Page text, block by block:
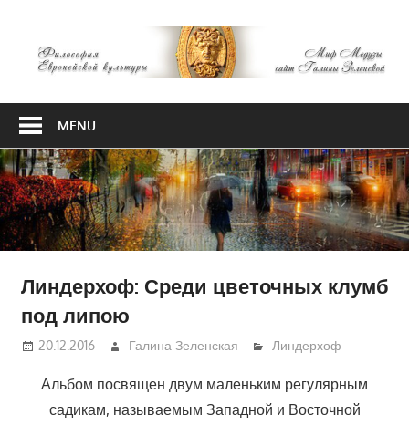
content
Европейской
MENU
Линдерхоф: Среди цветочных клумб
под липою
20.12.2016 Галина Зеленская Линдерхоф
Альбом посвящен двум маленьким регулярным
садикам, называемым Западной и Восточной